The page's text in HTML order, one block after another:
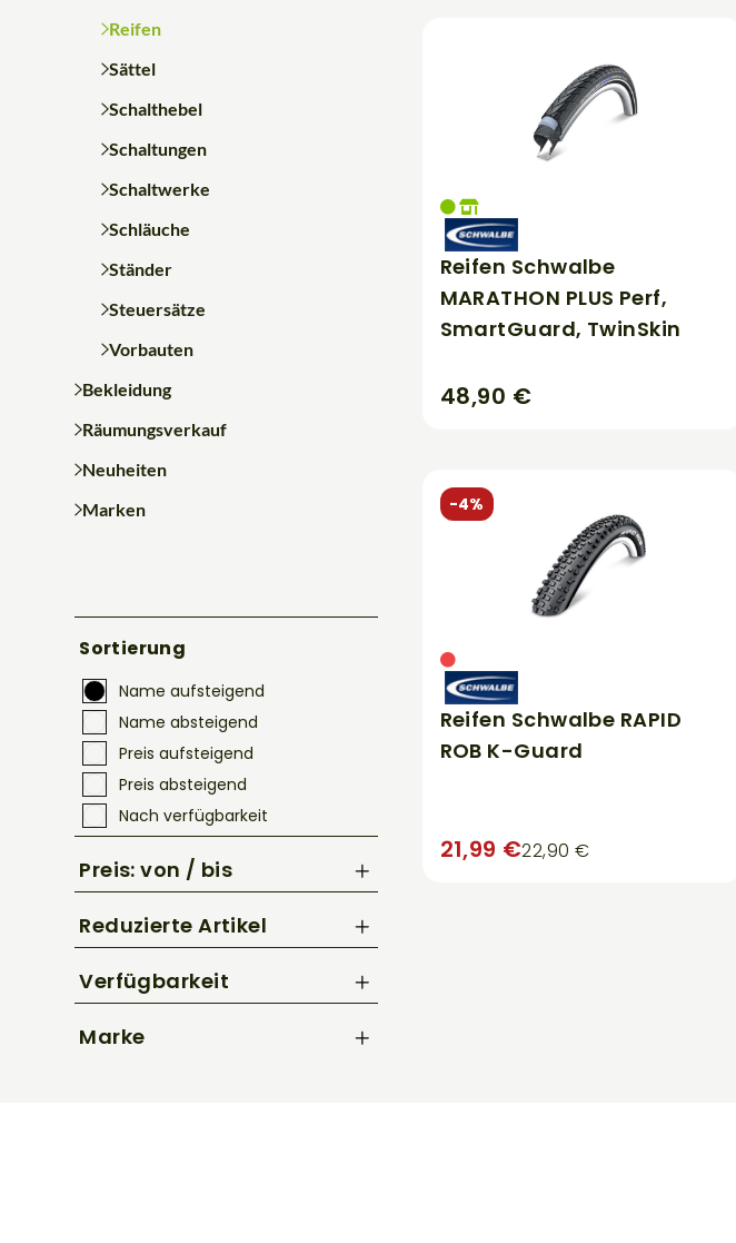
Reifen
Sättel
Schalthebel
Schaltungen
Schaltwerke
Schläuche
Ständer
Steuersätze
Vorbauten
Bekleidung
Räumungsverkauf
Neuheiten
Marken
Sortierung
Name aufsteigend
Name absteigend
Preis aufsteigend
Preis absteigend
Nach verfügbarkeit
Preis: von / bis
bis
Reduzierte Artikel
Nur Reduzierte Artikel anzeigen
Verfügbarkeit
Marke
Reifen Schwalbe
MARATHON PLUS Perf,
SmartGuard, TwinSkin
48,90 €
-4%
Reifen Schwalbe RAPID
ROB K-Guard
21,99 €22,90 €